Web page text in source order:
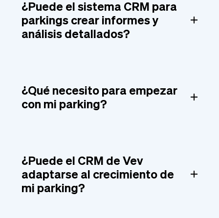
¿Puede el sistema CRM para
parkings crear informes y
análisis detallados?
¿Qué necesito para empezar
con mi parking?
¿Puede el CRM de Vev
adaptarse al crecimiento de
mi parking?